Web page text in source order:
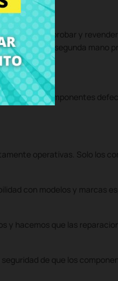
restaurar, probar y
de segunda mano
Los componentes
operativas. Solo los
con modelos y marcas
hacemos que las
de que los